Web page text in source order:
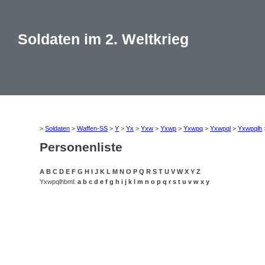
Soldaten im 2. Weltkrieg
>Soldaten >Waffen-SS >Y >Yx >Yxw >Yxwp >Yxwpq >Yxwpql >Yxwpqlh
Personenliste
A B C D E F G H I J K L M N O P Q R S T U V W X Y Z
Yxwpqlhbml:a b c d e f g h i j k l m n o p q r s t u v w x y